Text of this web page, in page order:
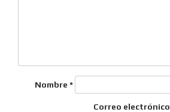
Nombre *
Correo electrónico